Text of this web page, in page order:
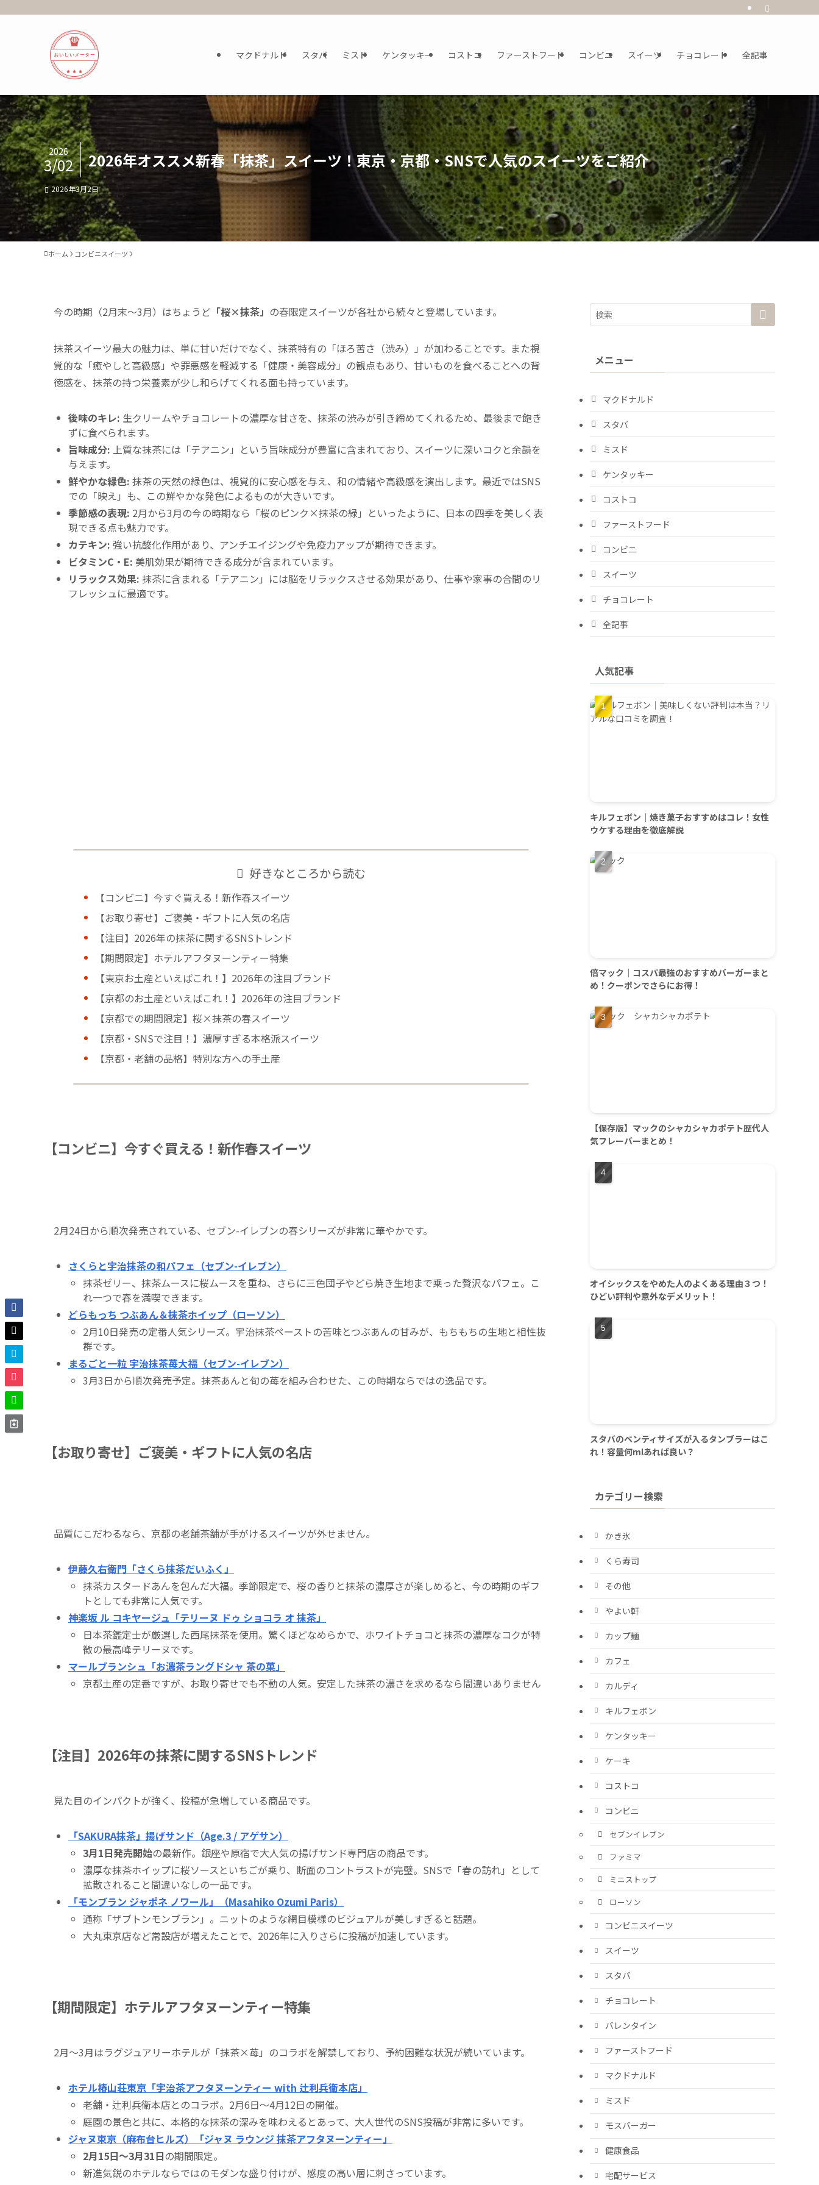
マクドナルド スタバ ミスド ケンタッキー コストコ ファーストフード コンビニ スイーツ チョコレート 全記事
2026年オススメ新春「抹茶」スイーツ！東京・京都・SNSで人気のスイーツをご紹介
2026
3/02
2026年3月2日
ホーム コンビニスイーツ
今の時期（2月末〜3月）はちょうど 「桜×抹茶」 の春限定スイーツが各社から続々と登場しています。
抹茶スイーツ最大の魅力は、単に甘いだけでなく、抹茶特有の「ほろ苦さ（渋み）」が加わることです。また視
覚的な「癒やしと高級感」や罪悪感を軽減する「健康・美容成分」の観点もあり、甘いものを食べることへの背
徳感を、抹茶の持つ栄養素が少し和らげてくれる面も持っています。
後味のキレ: 生クリームやチョコレートの濃厚な甘さを、抹茶の渋みが引き締めてくれるため、最後まで飽き
ずに食べられます。
旨味成分: 上質な抹茶には「テアニン」という旨味成分が豊富に含まれており、スイーツに深いコクと余韻を
与えます。
鮮やかな緑色: 抹茶の天然の緑色は、視覚的に安心感を与え、和の情緒や高級感を演出します。最近ではSNS
での「映え」も、この鮮やかな発色によるものが大きいです。
季節感の表現: 2月から3月の今の時期なら「桜のピンク×抹茶の緑」といったように、日本の四季を美しく表
現できる点も魅力です。
カテキン: 強い抗酸化作用があり、アンチエイジングや免疫力アップが期待できます。
ビタミンC・E: 美肌効果が期待できる成分が含まれています。
リラックス効果: 抹茶に含まれる「テアニン」には脳をリラックスさせる効果があり、仕事や家事の合間のリ
フレッシュに最適です。
好きなところから読む
【コンビニ】今すぐ買える！新作春スイーツ
【お取り寄せ】ご褒美・ギフトに人気の名店
【注目】2026年の抹茶に関するSNSトレンド
【期間限定】ホテルアフタヌーンティー特集
【東京お土産といえばこれ！】2026年の注目ブランド
【京都のお土産といえばこれ！】2026年の注目ブランド
【京都での期間限定】桜×抹茶の春スイーツ
【京都・SNSで注目！】濃厚すぎる本格派スイーツ
【京都・老舗の品格】特別な方への手土産
【コンビニ】今すぐ買える！新作春スイーツ
2月24日から順次発売されている、セブン-イレブンの春シリーズが非常に華やかです。
さくらと宇治抹茶の和パフェ（セブン-イレブン）
抹茶ゼリー、抹茶ムースに桜ムースを重ね、さらに三色団子やどら焼き生地まで乗った贅沢なパフェ。こ
れ一つで春を満喫できます。
どらもっち つぶあん＆抹茶ホイップ（ローソン）
2月10日発売の定番人気シリーズ。宇治抹茶ペーストの苦味とつぶあんの甘みが、もちもちの生地と相性抜
群です。
まるごと一粒 宇治抹茶苺大福（セブン-イレブン）
3月3日から順次発売予定。抹茶あんと旬の苺を組み合わせた、この時期ならではの逸品です。
【お取り寄せ】ご褒美・ギフトに人気の名店
品質にこだわるなら、京都の老舗茶舗が手がけるスイーツが外せません。
伊藤久右衛門「さくら抹茶だいふく」
抹茶カスタードあんを包んだ大福。季節限定で、桜の香りと抹茶の濃厚さが楽しめると、今の時期のギフ
トとしても非常に人気です。
神楽坂 ル コキヤージュ「テリーヌ ドゥ ショコラ オ 抹茶」
日本茶鑑定士が厳選した西尾抹茶を使用。驚くほどなめらかで、ホワイトチョコと抹茶の濃厚なコクが特
徴の最高峰テリーヌです。
マールブランシュ「お濃茶ラングドシャ 茶の菓」
京都土産の定番ですが、お取り寄せでも不動の人気。安定した抹茶の濃さを求めるなら間違いありません
【注目】2026年の抹茶に関するSNSトレンド
見た目のインパクトが強く、投稿が急増している商品です。
「SAKURA抹茶」揚げサンド（Age.3 / アゲサン）
3月1日発売開始の最新作。銀座や原宿で大人気の揚げサンド専門店の商品です。
濃厚な抹茶ホイップに桜ソースといちごが乗り、断面のコントラストが完璧。SNSで「春の訪れ」として
拡散されること間違いなしの一品です。
「モンブラン ジャポネ ノワール」（Masahiko Ozumi Paris）
通称「ザブトンモンブラン」。ニットのような網目模様のビジュアルが美しすぎると話題。
大丸東京店など常設店が増えたことで、2026年に入りさらに投稿が加速しています。
【期間限定】ホテルアフタヌーンティー特集
2月〜3月はラグジュアリーホテルが「抹茶×苺」のコラボを解禁しており、予約困難な状況が続いています。
ホテル椿山荘東京「宇治茶アフタヌーンティー with 辻利兵衛本店」
老舗・辻利兵衛本店とのコラボ。2月6日〜4月12日の開催。
庭園の景色と共に、本格的な抹茶の深みを味わえるとあって、大人世代のSNS投稿が非常に多いです。
ジャヌ東京（麻布台ヒルズ）「ジャヌ ラウンジ 抹茶アフタヌーンティー」
2月15日〜3月31日の期間限定。
新進気鋭のホテルならではのモダンな盛り付けが、感度の高い層に刺さっています。
メニュー
マクドナルド
スタバ
ミスド
ケンタッキー
コストコ
ファーストフード
コンビニ
スイーツ
チョコレート
全記事
人気記事
キルフェボン｜焼き菓子おすすめはコレ！女性
ウケする理由を徹底解説
倍マック｜コスパ最強のおすすめバーガーまと
め！クーポンでさらにお得！
【保存版】マックのシャカシャカポテト歴代人
気フレーバーまとめ！
オイシックスをやめた人のよくある理由３つ！
ひどい評判や意外なデメリット！
スタバのベンティサイズが入るタンブラーはこ
れ！容量何mlあれば良い？
カテゴリー検索
かき氷
くら寿司
その他
やよい軒
カップ麺
カフェ
カルディ
キルフェボン
ケンタッキー
ケーキ
コストコ
コンビニ
セブンイレブン
ファミマ
ミニストップ
ローソン
コンビニスイーツ
スイーツ
スタバ
チョコレート
バレンタイン
ファーストフード
マクドナルド
ミスド
モスバーガー
健康食品
宅配サービス